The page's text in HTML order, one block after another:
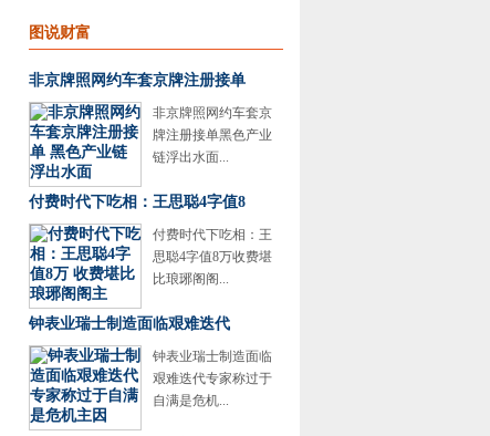
近2万 行业存乱象
图说财富
非京牌照网约车套京牌注册接单
非京牌照网约车套京
牌注册接单黑色产业
链浮出水面...
付费时代下吃相：王思聪4字值8
付费时代下吃相：王
思聪4字值8万收费堪
比琅琊阁阁...
钟表业瑞士制造面临艰难迭代
钟表业瑞士制造面临
艰难迭代专家称过于
自满是危机...